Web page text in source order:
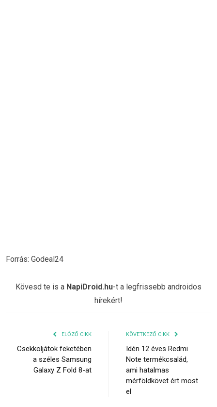
Forrás: Godeal24
Kövesd te is a NapiDroid.hu-t a legfrissebb androidos
hírekért!
ELŐZŐ CIKK
Csekkoljátok feketében
a széles Samsung
Galaxy Z Fold 8-at
KÖVETKEZŐ CIKK
Idén 12 éves Redmi
Note termékcsalád,
ami hatalmas
mérföldkövet ért most
el